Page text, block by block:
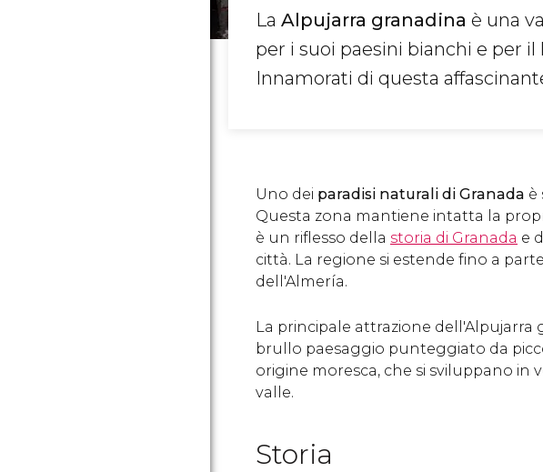
La Alpujarra granadina è una
per i suoi paesini bianchi e per
Innamorati di questa
Uno dei paradisi naturali di Granada è
Questa zona mantiene intatta la
è un riflesso della storia di Granada e
città. La regione si estende fino a
dell'Almería.
La principale attrazione dell'Alpujarra
brullo paesaggio punteggiato da
origine moresca, che si sviluppano in
valle.
Storia